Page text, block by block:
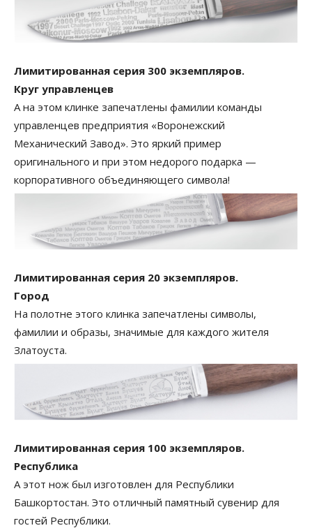
Лимитированная серия 300 экземпляров.
Круг управленцев
А на этом клинке запечатлены фамилии команды
управленцев предприятия «Воронежский
Механический Завод». Это яркий пример
оригинального и при этом недорого подарка —
корпоративного объединяющего символа!
Лимитированная серия 20 экземпляров.
Город
На полотне этого клинка запечатлены символы,
фамилии и образы, значимые для каждого жителя
Златоуста.
Лимитированная серия 100 экземпляров.
Республика
А этот нож был изготовлен для Республики
Башкортостан. Это отличный памятный сувенир для
гостей Республики.